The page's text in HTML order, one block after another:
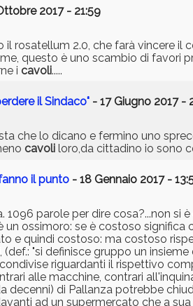
2017 - 21:59
rosatellum 2.0, che farà vincere il
questo è uno scambio di favori
i cavoli.....
il Sindaco" - 17 Giugno 2017 -
che lo dicano e fermino uno
cavoli loro,da cittadino io sono
il punto - 18 Gennaio 2017 -
parole per dire cosa?...non si
ossimoro: se è costoso significa
e quindi costoso: ma costoso
"si definisce gruppo un
riguardanti il rispettivo
alle macchine, contrari
decenni) di Pallanza potrebbe
ad un supermercato che a